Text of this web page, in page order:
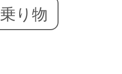
乗り物